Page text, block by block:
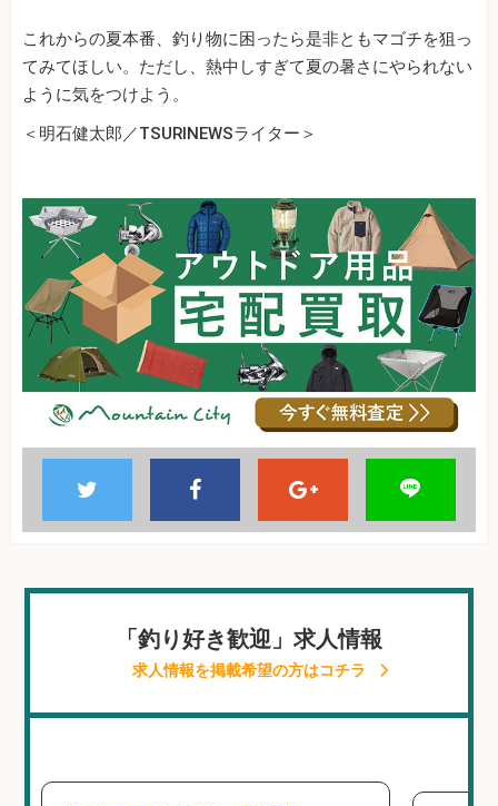
これからの夏本番、釣り物に困ったら是非ともマゴチを狙っ
てみてほしい。ただし、熱中しすぎて夏の暑さにやられない
ように気をつけよう。
＜明石健太郎／TSURINEWSライター＞
「釣り好き歓迎」求人情報
求人情報を掲載希望の方はコチラ